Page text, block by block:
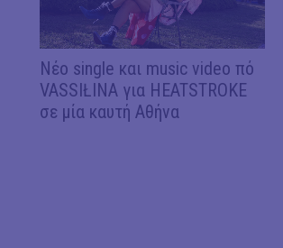
Νέο single και music video πό
VASSIŁINA για HEATSTROKE
σε μία καυτή Αθήνα